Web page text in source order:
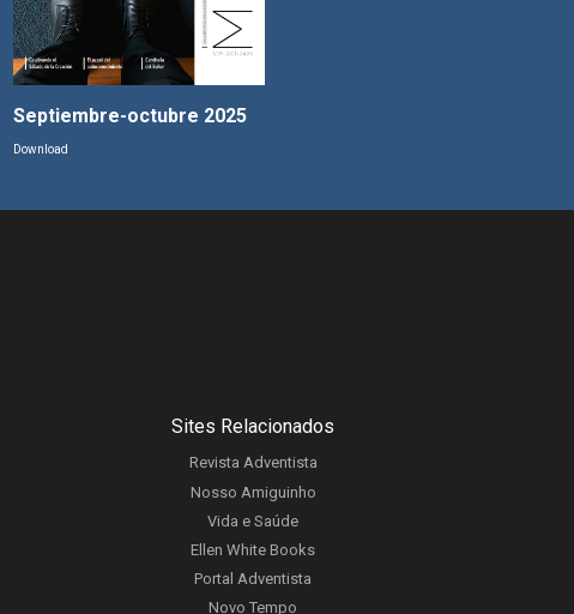
Septiembre-octubre 2025
Download
Sites Relacionados
Revista Adventista
Nosso Amiguinho
Vida e Saúde
Ellen White Books
Portal Adventista
Novo Tempo